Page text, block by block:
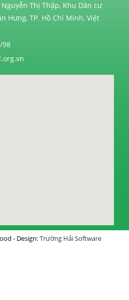
Thị Thập, Khu Dân cư
Hưng, TP. Hồ Chí Minh, Việt
98
- Design:Trường Hải Software